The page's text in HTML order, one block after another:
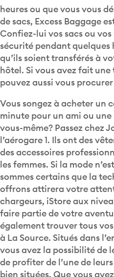
heures ou que vous vous
de sacs, Excess Baggage
Confiez-lui vos sacs ou
sécurité pendant quelques
qu’ils soient transférés à
hôtel. Si vous avez fait une
pouvez aussi vous
Vous songez à acheter un
minute pour un ami ou
vous-même? Passez chez
l’aérogare 1. Ils ont des
des accessoires
les femmes. Si la mode
sommes certains que la
offrons attirera votre
chargeurs, iStore aux
faire partie de votre
également trouver tous
à La Source. Situés dans
vous avez la possibilité de
de profiter de l’une de
bien situées. Que vous